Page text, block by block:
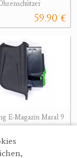
59.90 €
E-Magazin Maral 9